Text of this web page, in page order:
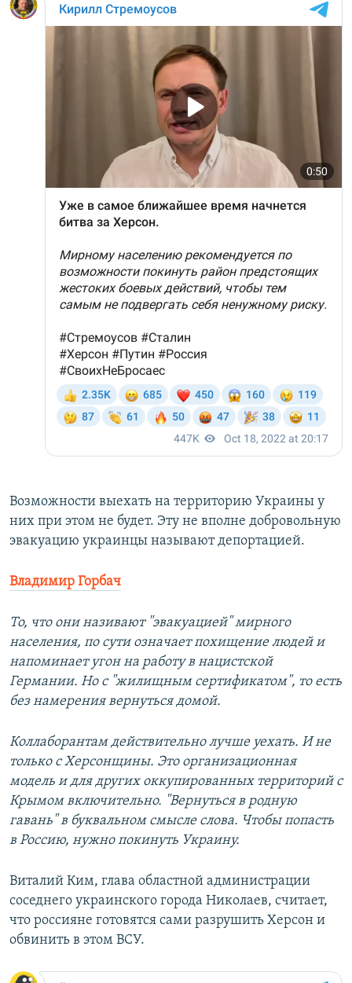
Возможности выехать на территорию Украины у
них при этом не будет. Эту не вполне добровольную
эвакуацию украинцы называют депортацией.
Владимир Горбач
То, что они називают "эвакуацией" мирного
населения, по сути означает похищение людей и
напоминает угон на работу в нацистской
Германии. Но с "жилищным сертификатом", то есть
без намерения вернуться домой.
Коллаборантам действительно лучше уехать. И не
только с Херсонщины. Это организационная
модель и для других оккупированных территорий с
Крымом включительно. "Вернуться в родную
гавань" в буквальном смысле слова. Чтобы попасть
в Россию, нужно покинуть Украину.
Виталий Ким, глава областной администрации
соседнего украинского города Николаев, считает,
что россияне готовятся сами разрушить Херсон и
обвинить в этом ВСУ.